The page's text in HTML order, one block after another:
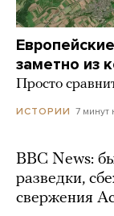
заметно из
Просто
ИСТОРИИ 7 минут
BBC News:
разведки,
свержения